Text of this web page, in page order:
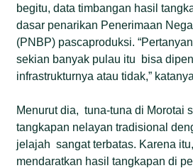
begitu, data timbangan hasil
dasar penarikan Penerimaan
(PNBP) pascaproduksi.
sekian banyak pulau itu bisa
infrastrukturnya atau tidak,”
Menurut dia, tuna-tuna di Morotai
tangkapan nelayan tradisional
jelajah sangat terbatas. Karena
mendaratkan hasil tangkapan di